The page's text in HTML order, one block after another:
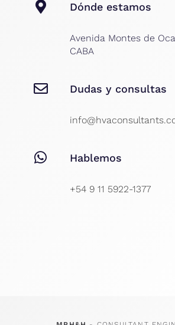
Dónde estamos
Avenida Montes de Oca
CABA
Dudas y consultas
Hablemos
+54 9 11 5922-1377